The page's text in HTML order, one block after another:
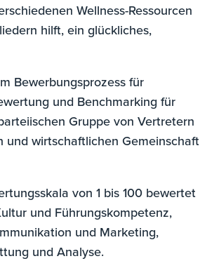
Wellness-Ressourcen
hilft, ein glückliches,
Bewerbungsprozess für
und Benchmarking für
Gruppe von Vertretern
und wirtschaftlichen Gemeinschaft
von 1 bis 100 bewertet
und Führungskompetenz,
und Marketing,
und Analyse.